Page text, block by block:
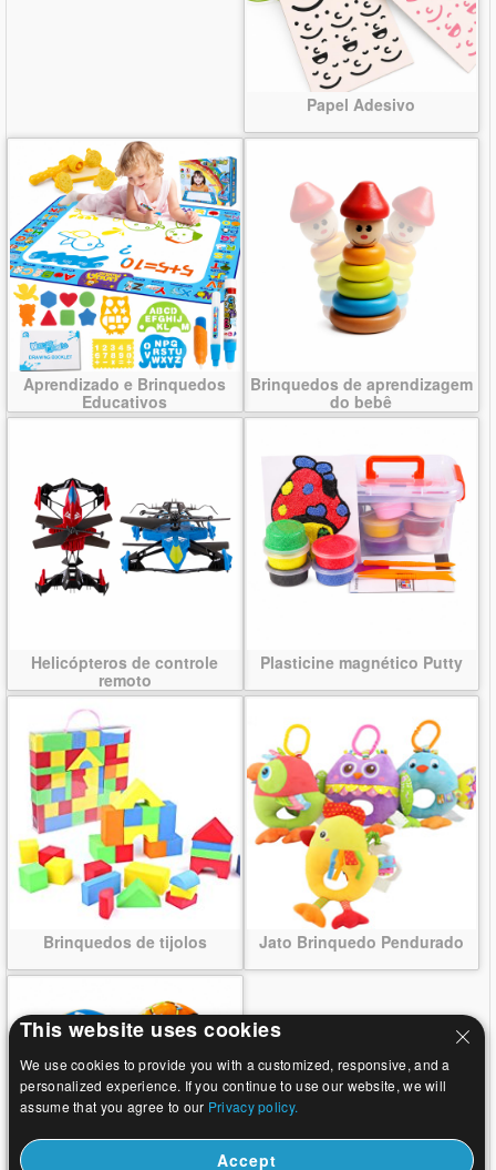
Papel Adesivo
Aprendizado e Brinquedos
Educativos
Brinquedos de aprendizagem
do bebê
Helicópteros de controle
remoto
Plasticine magnético Putty
Brinquedos de tijolos Jato Brinquedo Pendurado
This website uses cookies
We use cookies to provide you with a customized, responsive, and a
personalized experience. If you continue to use our website, we will
assume that you agree to our Privacy policy.
Accept